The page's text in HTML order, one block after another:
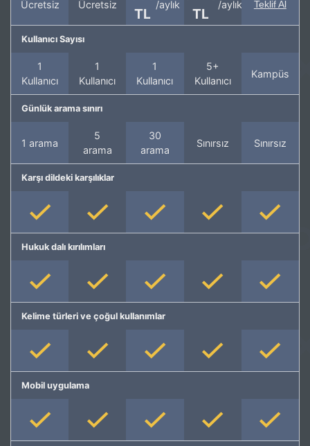
Ücretsiz Ücretsiz
TL
/aylık
TL
/aylık Teklif Al
Kullanıcı Sayısı
1
Kullanıcı
1
Kullanıcı
1
Kullanıcı
5+
Kullanıcı
Kampüs
Günlük arama sınırı
1 arama
5
arama
30
arama
Sınırsız Sınırsız
Karşı dildeki karşılıklar
Hukuk dalı kırılımları
Kelime türleri ve çoğul kullanımlar
Mobil uygulama